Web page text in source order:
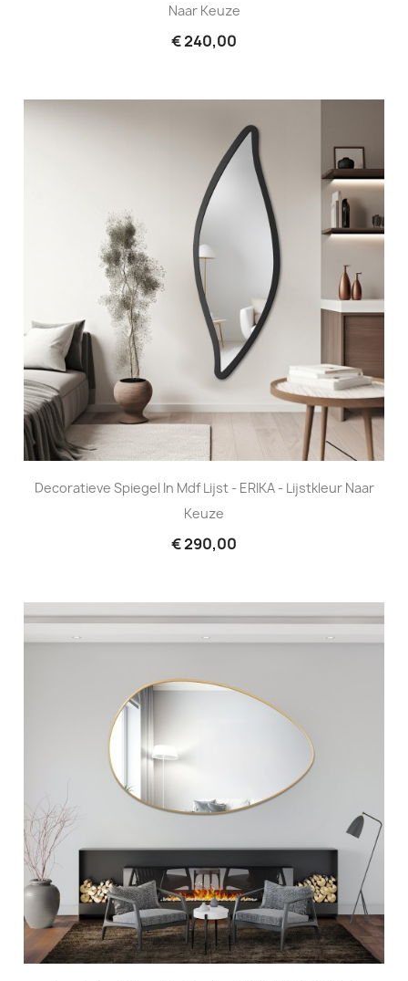
Naar Keuze
€ 240,00
Decoratieve Spiegel In Mdf Lijst - ERIKA - Lijstkleur Naar
Keuze
€ 290,00